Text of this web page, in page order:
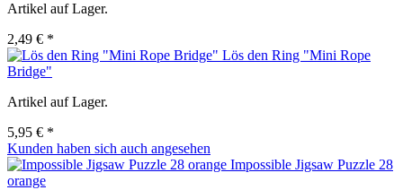
Artikel auf Lager.
2,49 € *
Lös den Ring "Mini Rope
Bridge"
Artikel auf Lager.
5,95 € *
Kunden haben sich auch angesehen
Impossible Jigsaw Puzzle 28
orange